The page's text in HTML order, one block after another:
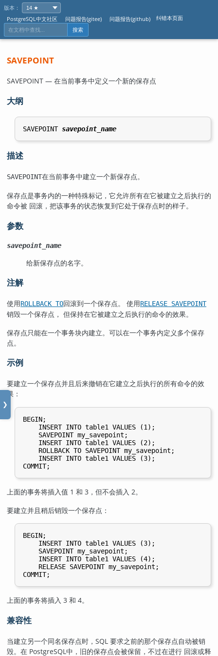
版本：
PostgreSQL中文社区
问题报告(gitee) 问题报告(github) 纠错本页面
搜索
❯
SAVEPOINT
SAVEPOINT — 在当前事务中定义一个新的保存点
大纲
SAVEPOINT savepoint_name
描述
SAVEPOINT在当前事务中建立一个新保存点。
保存点是事务内的一种特殊标记，它允许所有在它被建立之后执行的
命令被 回滚，把该事务的状态恢复到它处于保存点时的样子。
参数
savepoint_name
给新保存点的名字。
注解
使用ROLLBACK TO回滚到一个保存点。 使用RELEASE SAVEPOINT
销毁一个保存点， 但保持在它被建立之后执行的命令的效果。
保存点只能在一个事务块内建立。可以在一个事务内定义多个保存
点。
示例
要建立一个保存点并且后来撤销在它建立之后执行的所有命令的效
果：
BEGIN;
    INSERT INTO table1 VALUES (1);
    SAVEPOINT my_savepoint;
    INSERT INTO table1 VALUES (2);
    ROLLBACK TO SAVEPOINT my_savepoint;
    INSERT INTO table1 VALUES (3);
上面的事务将插入值 1 和 3，但不会插入 2。
要建立并且稍后销毁一个保存点：
BEGIN;
    INSERT INTO table1 VALUES (3);
    SAVEPOINT my_savepoint;
    INSERT INTO table1 VALUES (4);
    RELEASE SAVEPOINT my_savepoint;
上面的事务将插入 3 和 4。
兼容性
当建立另一个同名保存点时，SQL 要求之前的那个保存点自动被销
毁。在 PostgreSQL 中，旧的保存点会被保留，不过在进行 回滚或释